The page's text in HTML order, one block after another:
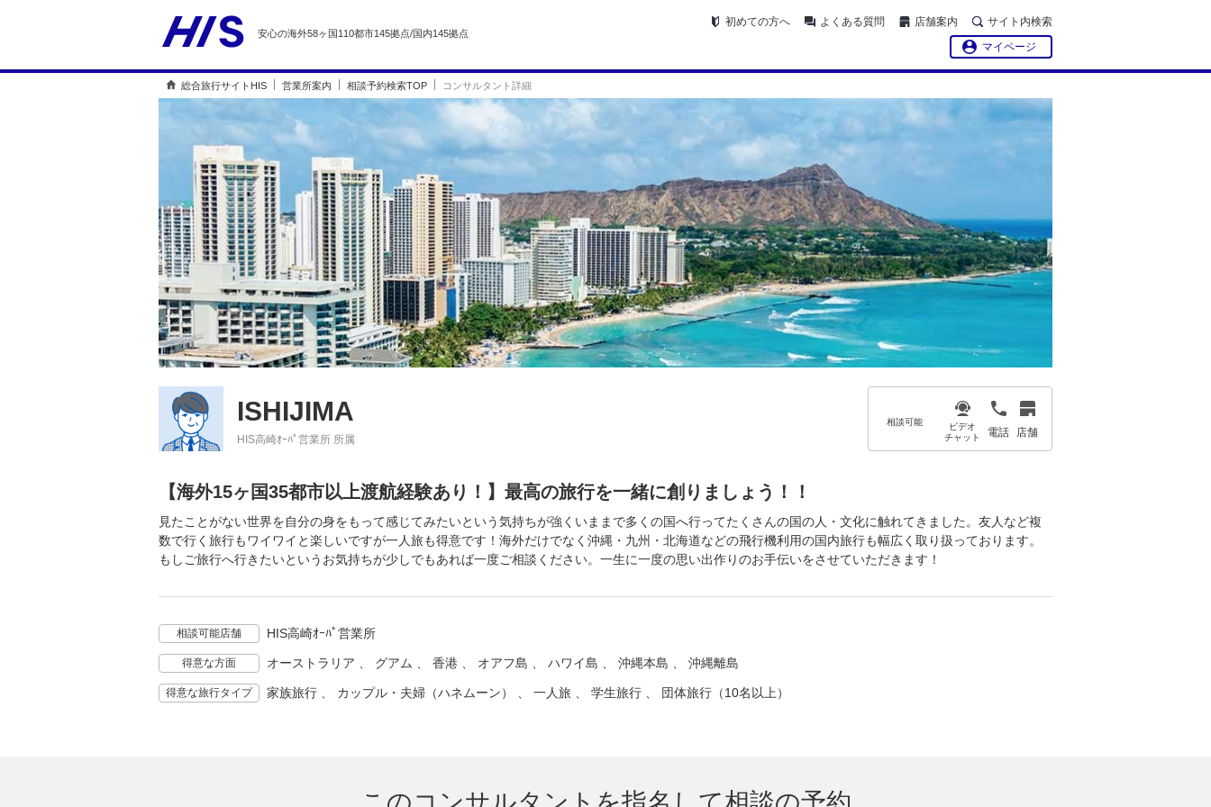
安心の海外58ヶ国110都市145拠点/国内145拠点
マイページ
初めての方へ よくある質問 店舗案内 サイト内検索
総合旅行サイトHIS 営業所案内 相談予約検索TOP コンサルタント詳細
ISHIJIMA
HIS高崎ｵｰﾊﾟ営業所 所属
相談可能
ビデオ
チャット
電話 店舗
【海外15ヶ国35都市以上渡航経験あり！】最高の旅行を一緒に創りましょう！！
見たことがない世界を自分の身をもって感じてみたいという気持ちが強くいままで多くの国へ行ってたくさんの国の人・文化に触れてきました。友人など複
数で行く旅行もワイワイと楽しいですが一人旅も得意です！海外だけでなく沖縄・九州・北海道などの飛行機利用の国内旅行も幅広く取り扱っております。
もしご旅行へ行きたいというお気持ちが少しでもあれば一度ご相談ください。一生に一度の思い出作りのお手伝いをさせていただきます！
相談可能店舗 HIS高崎ｵｰﾊﾟ営業所
得意な方面 オーストラリア 、 グアム 、 香港 、 オアフ島 、 ハワイ島 、 沖縄本島 、 沖縄離島
得意な旅行タイプ 家族旅行 、 カップル・夫婦（ハネムーン） 、 一人旅 、 学生旅行 、 団体旅行（10名以上）